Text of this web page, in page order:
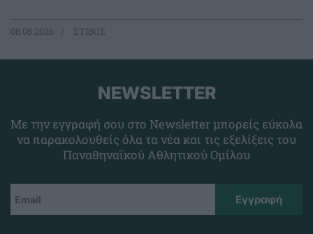
08.08.2026 ΣΤΙΒΟΣ
NEWSLETTER
Με την εγγραφή σου στο Newsletter μπορείς εύκολα
να παρακολουθείς όλα τα νέα και τις εξελίξεις του
Παναθηναϊκού Αθλητικού Ομίλου